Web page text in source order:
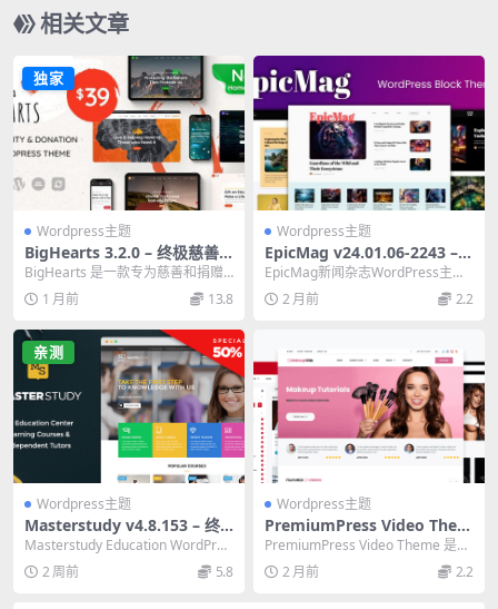
相关文章
独家
Wordpress主题
BigHearts 3.2.0 – 终极慈善
与捐赠 WordPress 主题
BigHearts 是一款专为慈善和捐赠
网站设计的 WordPress 主题，支...
1 月前 13.8
Wordpress主题
EpicMag v24.01.06-2243 –
独家新闻杂志WordPress主题
汉化版
EpicMag新闻杂志WordPress主题v
24.01.06-2243汉化版，...
2 月前 2.2
亲测
Wordpress主题
Masterstudy v4.8.153 – 终
极网课在线学习教育WordPre
ss主题
Masterstudy Education WordPres
s主题是专为在线教育...
2 周前 5.8
Wordpress主题
PremiumPress Video Them
e v10.9.0 汉化版 – 专业视频
网站WordPress主题
PremiumPress Video Theme 是一
款专业的视频网站WordP...
2 月前 2.2